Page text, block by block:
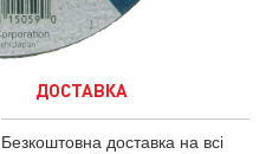
ДОСТАВКА
Безкоштовна доставка на всі